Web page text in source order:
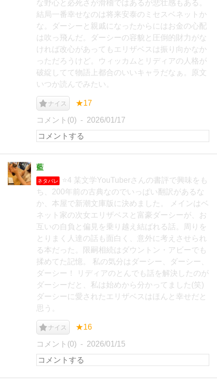
な野心と必死さが滑稽ではあるが悲壮感もある。
結局一番幸せなのは将来安泰のミセスベネットか
な。ダーシーと親戚になったからにはお金の心配
は吹っ飛んだ。ダーシーの容貌と圧倒的財力がな
ければ改心があってもエリザベスは振り向かなか
っただろうけど。ウィッカムとリディアの人格が
破綻してて物語上都合のいいキャラだなぁ。原文
いつか読んでみたい。
ナイス ★17
コメント(0) 2026/01/17
藍
ネタバレ
⭐4 某文学YouTuberさんの書評で興味をも
ち、200年前の古典なのでいっぱい翻訳があるな
か、本屋で新潮文庫版に決めました。 メインはベ
ネット家の次女エリザベスと富豪ダーシーが、お
互いの自負と偏見を乗り越え結ばれる話。周りを
とりまく人達の話も面白く、意外に考えさせられ
る本だった。限嗣相続はダウントン・アビーでも
揉めてた記憶。 私の気分はダーシー、ダーシー、
ダーシー！ リディアのとんでも話を解決したのが
ダーシーだと、私は始めから分かってました(笑)
ダーシーに愛されたエリザベスはほんと幸せだと
思う。
ナイス ★16
コメント(0) 2026/01/15